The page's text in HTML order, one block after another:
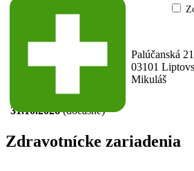
od 01.06.2021 do
31.10.2026(dočasne)
Palúčanská
03101
Mikuláš
Zdravotnícke zariadenia